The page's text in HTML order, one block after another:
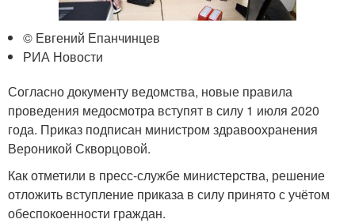
© Евгений Епанчинцев
РИА Новости
Согласно документу ведомства, новые правила
проведения медосмотра вступят в силу 1 июля 2020
года. Приказ подписан министром здравоохранения
Вероникой Скворцовой.
Как отметили в пресс-службе министерства, решение
отложить вступление приказа в силу принято с учётом
обеспокоенности граждан.